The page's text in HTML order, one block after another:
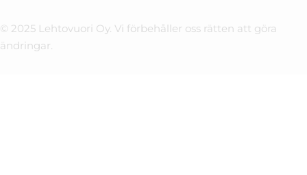
© 2025 Lehtovuori Oy. Vi förbehåller oss rätten att göra
ändringar.